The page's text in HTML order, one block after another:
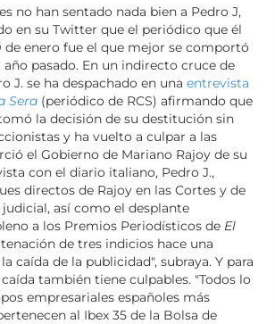
no han sentado nada bien a Pedro J,
en su Twitter que el periódico que él
de enero fue el que mejor se comportó
pasado. En un indirecto cruce de
J. se ha despachado en una entrevista
Sera (periódico de RCS) afirmando que
la decisión de su destitución sin
y ha vuelto a culpar a las
el Gobierno de Mariano Rajoy de su
con el diario italiano, Pedro J.,
directos de Rajoy en las Cortes y de
judicial, así como el desplante
a los Premios Periodísticos de El
de tres indicios hace una
caída de la publicidad", subraya. Y para
también tiene culpables. "Todos lo
empresariales españoles más
al Ibex 35 de la Bolsa de